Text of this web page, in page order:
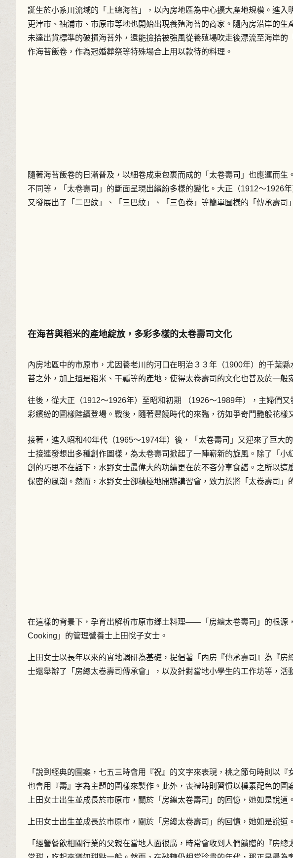
誕生於小系川流域的「上總海苔」，以內房地區為中心擴大產地規模。進入
更津市、袖浦市、市原市等地也開始出現養殖海苔的商家。隨內房沿岸的生
未達出貨標準的破損海苔外，還能撿拾被強風從養殖場吹走後漂流至海岸的
作海苔飯卷，作為冠婚葬祭等特殊場合上用以款待的料理。
隨著海苔飯卷的日漸普及，以細卷成束包裹而成的「太卷壽司」也應運而生
不同等，「太卷壽司」的斷面呈現出繽紛多樣的變化。大正（1912～1926
又發展出了「二巴紋」、「三巴紋」、「三色卷」等簡單圖樣的「傳承壽司
在海苔與稻米的產地綻放，多彩多樣的太卷壽司文化
內房地區中的市原市，尤因養老川的河口在明治３３年（1900年）的千葉
苔之外，加上還是稻米、干瓢等的產地，使得太卷壽司的文化也普及於一般
往後，從大正（1912～1926年）至昭和初期 （1926～1989年），主婦們
彩繽紛的圖樣陸續登場。戰後，隨著豐饒時代的來臨，彷如爭奇鬥艷般花
接著，進入昭和40年代（1965～1974年）後，「太卷壽司」又迎來了巨大
士接連發想出多種創作圖樣，為太卷壽司掀起了一陣嶄新的旋風。除了「小
創的巧思不在話下，水野女士最偉大的功績更在於不吝分享食譜。之所以這
保密的風潮。然而，水野女士卻積極地開辦講習會，致力於將「太卷壽司」
在這樣的背景下，孕育出解析市原市鄉土料理——「房總太卷壽司」的根源
Cooking」的管理營養士上田悅子女士。
上田女士以長年以來的實地調研為基礎，提倡著「內房『傳承壽司』為『
士還舉辦了「房總太卷壽司傳承會」，以及針對當地小學生的工作坊等，活
「說到經典的圖案，七五三時會用『祝』的文字來表現，桃之節句時則以『
也會用『壽』字為主題的圖樣來製作。此外，喪禮時則習慣以樸素配色的圖
上田女士出生並成長於市原市，關於「房總太卷壽司」的回憶，她如是說道。
上田女士出生並成長於市原市，關於「房總太卷壽司」的回憶，她如是說道。
「經營餐飲相關行業的父親在當地人面很廣，時常會收到人們饋贈的『房